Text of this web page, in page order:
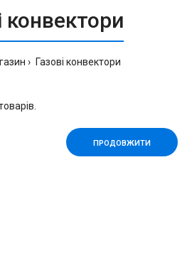
конвектори
Газові конвектори
ПРОДОВЖИТИ